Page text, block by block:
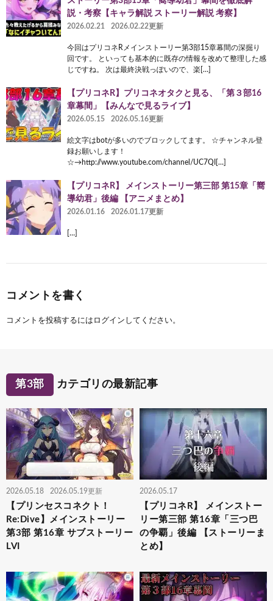
説・考察【キャラ解説 ストーリー解説 考察】
2026.02.21 2026.02.22更新
今回はプリコネRメインストーリー第3部15章幕間の深掘り
回です。 といっても基本的に既存の情報を改めて整理した感
じですね。 次は最終決戦っぽいので、楽[…]
【プリコネR】プリコネオタクと見る、「第３部16
章幕間」【みんなで見るライブ】
2026.05.15 2026.05.16更新
絵文字はbotが多いのでブロックしてます。 ☆チャンネル登
録お願いします！
☆→http://www.youtube.com/channel/UC7QI[…]
【プリコネR】 メインストーリー第三部 第15章「嚮
導幼君」後編 【アニメまとめ】
2026.01.16 2026.01.17更新
[…]
コメントを書く
コメントを投稿するには ログイン してください。
第3部 カテゴリの最新記事
2026.05.18 2026.05.19更新
【プリンセスコネクト！
Re:Dive】メインストーリー
第3部 第16章 サブストーリー
LVI
2026.05.17
【プリコネR】 メインストー
リー第三部 第16章「三つ巴
の争覇」後編 【ストーリーま
とめ】